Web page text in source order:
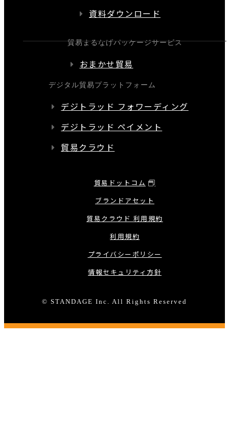
資料ダウンロード
貿易まるなげパッケージサービス
おまかせ貿易
デジタル貿易プラットフォーム
デジトラッド フォワーディング
デジトラッド ペイメント
貿易クラウド
© STANDAGE Inc. All Rights Reserved
貿易ドットコム
ブランドアセット
貿易クラウド 利用規約
利用規約
プライバシーポリシー
情報セキュリティ方針